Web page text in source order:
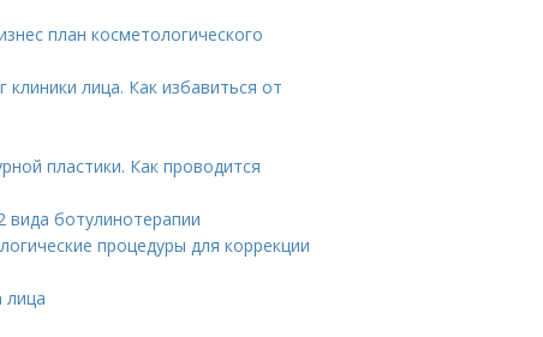
план косметологического
лица. Как избавиться от
пластики. Как проводится
ботулинотерапии
процедуры для коррекции
лица